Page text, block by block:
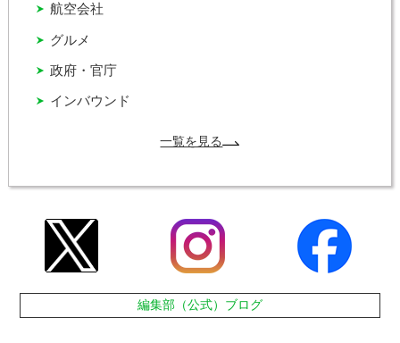
インバウンド
グルメ
政府・官庁
航空会社
一覧を見る
編集部（公式）ブログ